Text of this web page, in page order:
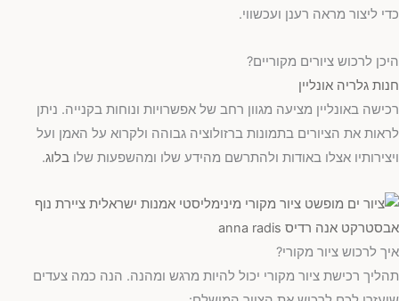
כדי ליצור מראה רענן ועכשווי.
היכן לרכוש ציורים מקוריים?
חנות גלריה אונליין
רכישה באונליין מציעה מגוון רחב של אפשרויות ונוחות בקנייה. ניתן
לראות את הציורים בתמונות ברזולוציה גבוהה ולקרוא על האמן ועל
ויצירותיו אצלו באודות ולהתרשם מהידע שלו ומהשפעות שלו בלוג.
איך לרכוש ציור מקורי?
תהליך רכישת ציור מקורי יכול להיות מרגש ומהנה. הנה כמה צעדים